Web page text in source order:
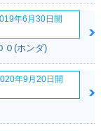
年6月30日開
０(ホンダ)
年9月20日開